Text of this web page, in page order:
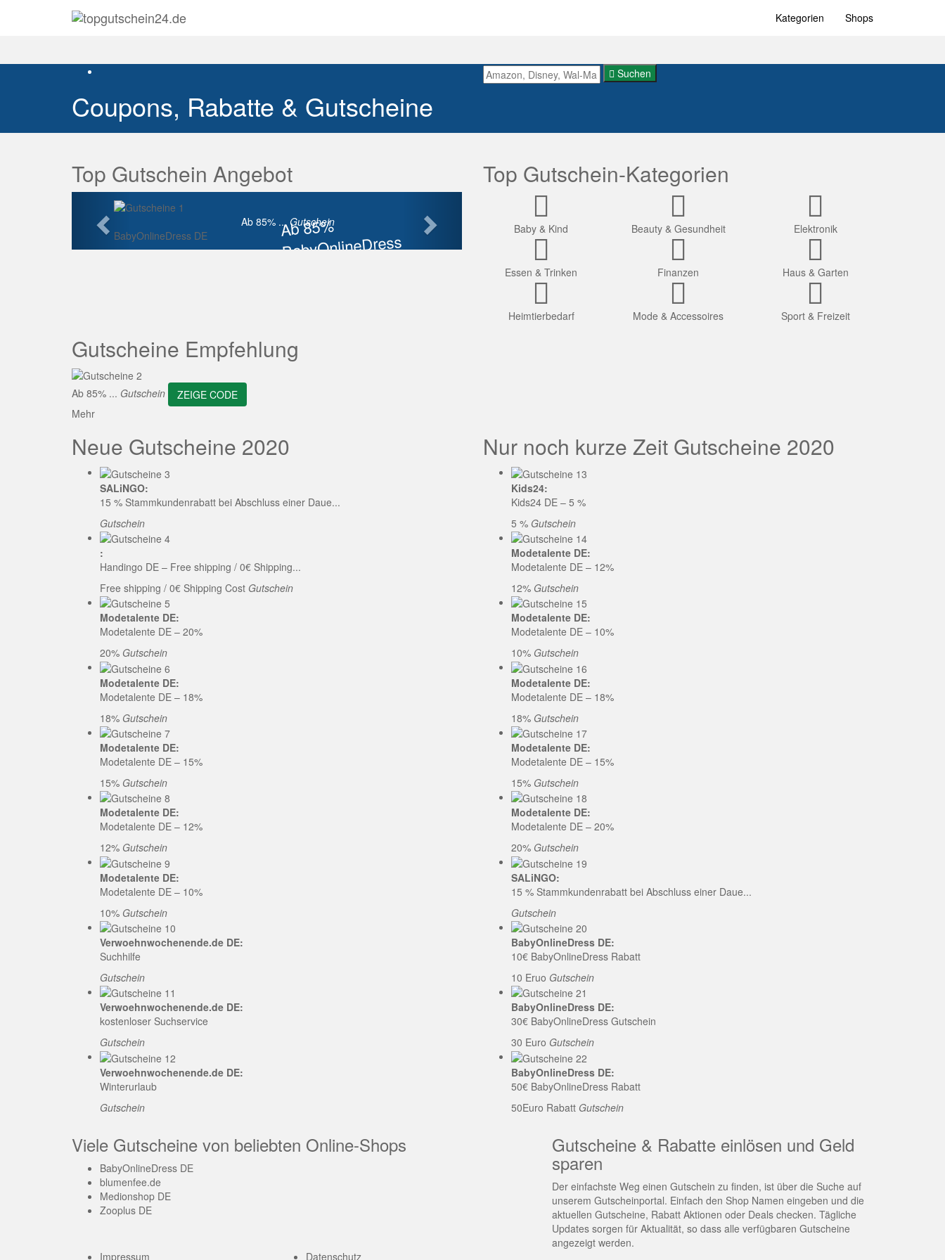
Kategorien Shops
Coupons, Rabatte & Gutscheine
Suchen
Top Gutschein Angebot
Ab 85%
BabyOnlineDress
Ab 85% ... Gutschein
BabyOnlineDress DE
Vorherige
Top Gutschein-Kategorien
Baby & Kind Beauty & Gesundheit Elektronik
Essen & Trinken Finanzen Haus & Garten
Heimtierbedarf Mode & Accessoires Sport & Freizeit
Gutscheine Empfehlung
Ab 85% ... Gutschein
ZEIGE CODE
Mehr
Neue Gutscheine 2020
SALiNGO:
15 % Stammkundenrabatt bei Abschluss einer Daue...
Gutschein
:
Handingo DE – Free shipping / 0€ Shipping...
Free shipping / 0€ Shipping Cost Gutschein
Modetalente DE:
Modetalente DE – 20%
20% Gutschein
Modetalente DE:
Modetalente DE – 18%
18% Gutschein
Modetalente DE:
Modetalente DE – 15%
15% Gutschein
Modetalente DE:
Modetalente DE – 12%
12% Gutschein
Modetalente DE:
Modetalente DE – 10%
10% Gutschein
Verwoehnwochenende.de DE:
Suchhilfe
Gutschein
Verwoehnwochenende.de DE:
kostenloser Suchservice
Gutschein
Verwoehnwochenende.de DE:
Winterurlaub
Gutschein
Nur noch kurze Zeit Gutscheine 2020
Kids24:
Kids24 DE – 5 %
5 % Gutschein
Modetalente DE:
Modetalente DE – 12%
12% Gutschein
Modetalente DE:
Modetalente DE – 10%
10% Gutschein
Modetalente DE:
Modetalente DE – 18%
18% Gutschein
Modetalente DE:
Modetalente DE – 15%
15% Gutschein
Modetalente DE:
Modetalente DE – 20%
20% Gutschein
SALiNGO:
15 % Stammkundenrabatt bei Abschluss einer Daue...
Gutschein
BabyOnlineDress DE:
10€ BabyOnlineDress Rabatt
10 Eruo Gutschein
BabyOnlineDress DE:
30€ BabyOnlineDress Gutschein
30 Euro Gutschein
BabyOnlineDress DE:
50€ BabyOnlineDress Rabatt
50Euro Rabatt Gutschein
Viele Gutscheine von beliebten Online-Shops
BabyOnlineDress DE
blumenfee.de
Medionshop DE
Zooplus DE
Gutscheine & Rabatte einlösen und Geld
sparen
Der einfachste Weg einen Gutschein zu finden, ist über die Suche auf
unserem Gutscheinportal. Einfach den Shop Namen eingeben und die
aktuellen Gutscheine, Rabatt Aktionen oder Deals checken. Tägliche
Updates sorgen für Aktualität, so dass alle verfügbaren Gutscheine
angezeigt werden.
Impressum
Datenschutz